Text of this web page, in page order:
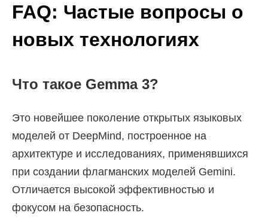
FAQ: Частые вопросы о
новых технологиях
Что такое Gemma 3?
Это новейшее поколение открытых языковых
моделей от DeepMind, построенное на
архитектуре и исследованиях, применявшихся
при создании флагманских моделей Gemini.
Отличается высокой эффективностью и
фокусом на безопасность.